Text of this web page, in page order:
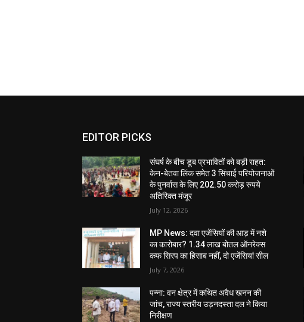
EDITOR PICKS
संघर्ष के बीच डूब प्रभावितों को बड़ी राहत:
केन-बेतवा लिंक समेत 3 सिंचाई परियोजनाओं
के पुनर्वास के लिए 202.50 करोड़ रुपये
अतिरिक्त मंजूर
July 12, 2026
MP News: दवा एजेंसियों की आड़ में नशे
का कारोबार? 1.34 लाख बोतल ऑनरेक्स
कफ सिरप का हिसाब नहीं, दो एजेंसियां सील
July 7, 2026
पन्ना: वन क्षेत्र में कथित अवैध खनन की
जांच, राज्य स्तरीय उड़नदस्ता दल ने किया
निरीक्षण